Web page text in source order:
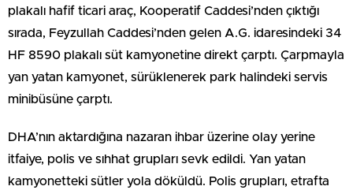
plakalı hafif ticari araç, Kooperatif Caddesi’nden çıktığı
sırada, Feyzullah Caddesi’nden gelen A.G. idaresindeki 34
HF 8590 plakalı süt kamyonetine direkt çarptı. Çarpmayla
yan yatan kamyonet, sürüklenerek park halindeki servis
minibüsüne çarptı.
DHA’nın aktardığına nazaran ihbar üzerine olay yerine
itfaiye, polis ve sıhhat grupları sevk edildi. Yan yatan
kamyonetteki sütler yola döküldü. Polis grupları, etrafta